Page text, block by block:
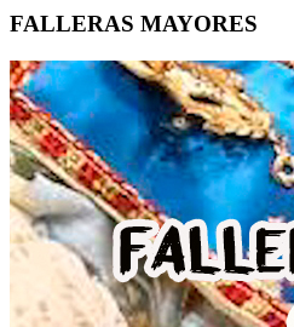
FALLERAS MAYORES